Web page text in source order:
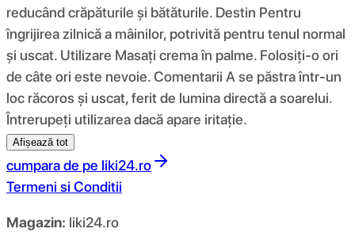
reducând crăpăturile și bătăturile. Destin Pentru
îngrijirea zilnică a mâinilor, potrivită pentru tenul normal
și uscat. Utilizare Masați crema în palme. Folosiți-o ori
de câte ori este nevoie. Comentarii A se păstra într-un
loc răcoros și uscat, ferit de lumina directă a soarelui.
Întrerupeți utilizarea dacă apare iritație.
Afișează tot
cumpara de pe liki24.ro
Termeni si Conditii
Magazin: liki24.ro